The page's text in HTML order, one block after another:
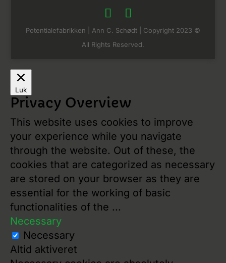
Potentialefabrikken | Ann C. Schødt | Copyright 2023 ©
All Rights Reserved.
Luk
Privacy Overview
This website uses cookies to improve
your experience while you navigate
through the website. Out of these, the
cookies that are categorized as necessary
are stored on your browser as they are
essential for the working of basic
functionalities of the ...
Necessary
Necessary
Altid aktiveret